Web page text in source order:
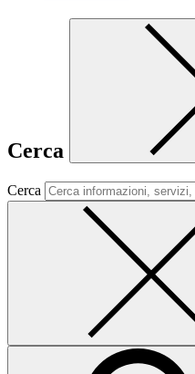
Cerca
Cerca